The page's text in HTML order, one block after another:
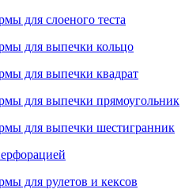
для слоеного теста
для выпечки кольцо
для выпечки квадрат
для выпечки прямоугольник
для выпечки шестигранник
для рулетов и кексов